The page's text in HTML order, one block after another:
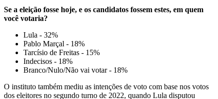
Se a eleição fosse hoje, e os candidatos fossem estes, em quem
você votaria?
Lula - 32%
Pablo Marçal - 18%
Tarcísio de Freitas - 15%
Indecisos - 18%
Branco/Nulo/Não vai votar - 18%
O instituto também mediu as intenções de voto com base nos votos
dos eleitores no segundo turno de 2022, quando Lula disputou